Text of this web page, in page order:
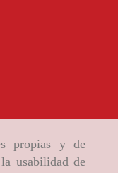
propias y de
usabilidad de